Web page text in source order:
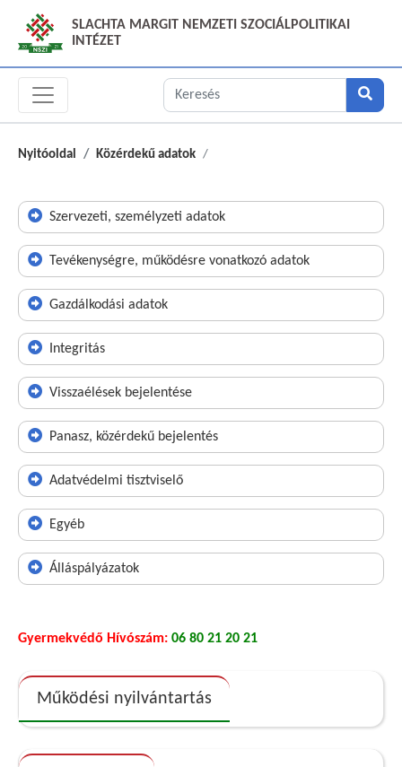
SLACHTA MARGIT NEMZETI SZOCIÁLPOLITIKAI
INTÉZET
Nyitóoldal Közérdekű adatok
Szervezeti, személyzeti adatok
Tevékenységre, működésre vonatkozó adatok
Gazdálkodási adatok
Integritás
Visszaélések bejelentése
Panasz, közérdekű bejelentés
Adatvédelmi tisztviselő
Egyéb
Álláspályázatok
Gyermekvédő Hívószám: 06 80 21 20 21
Működési nyilvántartás